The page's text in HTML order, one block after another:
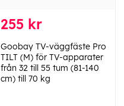
255 kr
Goobay TV-väggfäste Pro
TILT (M) för TV-apparater
från 32 till 55 tum (81-140
cm) till 70 kg